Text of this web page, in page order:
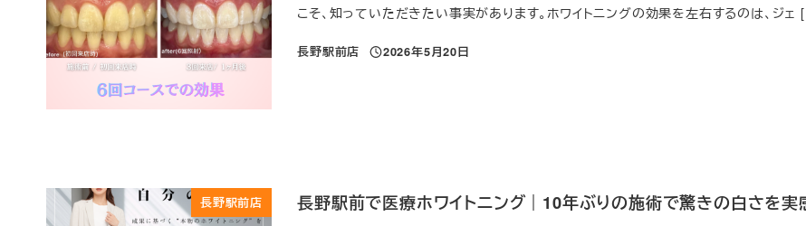
こそ、知っていただきたい事実があります。ホワイトニングの効果を左右するのは、ジ
長野駅前店
投稿日
2026年5月20日
長野駅前店 長野駅前で医療ホワイトニング｜10年ぶりの施術で驚きの白さを実